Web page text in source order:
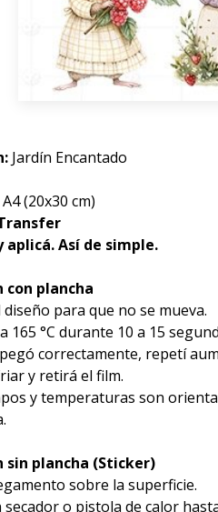
Jardín Encantado
A4 (20x30 cm)
aplicá. Así de simple.
con plancha
diseño para que no se mueva.
165 °C durante 10 a 15
pegó correctamente, repetí
y retirá el film.
y temperaturas son
sin plancha (Sticker)
sobre la superficie.
secador o pistola de calor